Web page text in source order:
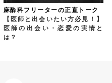
麻酔科フリーターの正直トーク
【医師と出会いたい方必見！】
医師の出会い・恋愛の実情と
は？